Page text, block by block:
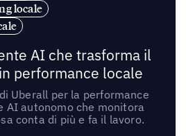
locale
AI che trasforma il
performance locale
Uberall per la performance
AI autonomo che monitora
conta di più e fa il lavoro.